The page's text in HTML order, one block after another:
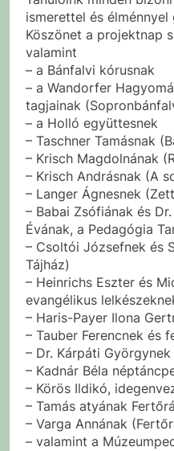
ismerettel és
Köszönet a projektnap
valamint
– a Bánfalvi kórusnak
– a Wandorfer
tagjainak
– a Holló együttesnek
– Taschner Tamásnak
– Krisch Magdolnának
– Krisch Andrásnak (A
– Langer Ágnesnek
– Babai Zsófiának és
Évának, a Pedagógia
– Csoltói Józsefnek és
Tájház)
– Heinrichs Eszter és
evangélikus
– Haris-Payer Ilona
– Tauber Ferencnek és
– Dr. Kárpáti
– Kadnár Béla
– Körös Ildikó,
– Tamás atyának
– Varga Annának
– valamint a